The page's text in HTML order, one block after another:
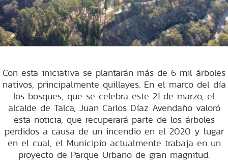
Con esta iniciativa se plantarán más de 6 mil árboles
nativos, principalmente quillayes. En el marco del día
los bosques, que se celebra este 21 de marzo, el
alcalde de Talca, Juan Carlos Díaz Avendaño valoró
esta noticia, que recuperará parte de los árboles
perdidos a causa de un incendio en el 2020 y lugar
en el cual, el Municipio actualmente trabaja en un
proyecto de Parque Urbano de gran magnitud.